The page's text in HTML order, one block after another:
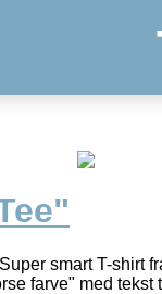
smart T-shirt
farve" med